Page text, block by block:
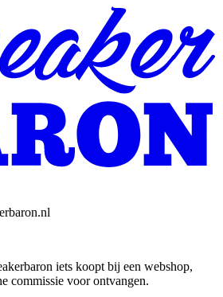
iets koopt bij een webshop,
commissie voor ontvangen.